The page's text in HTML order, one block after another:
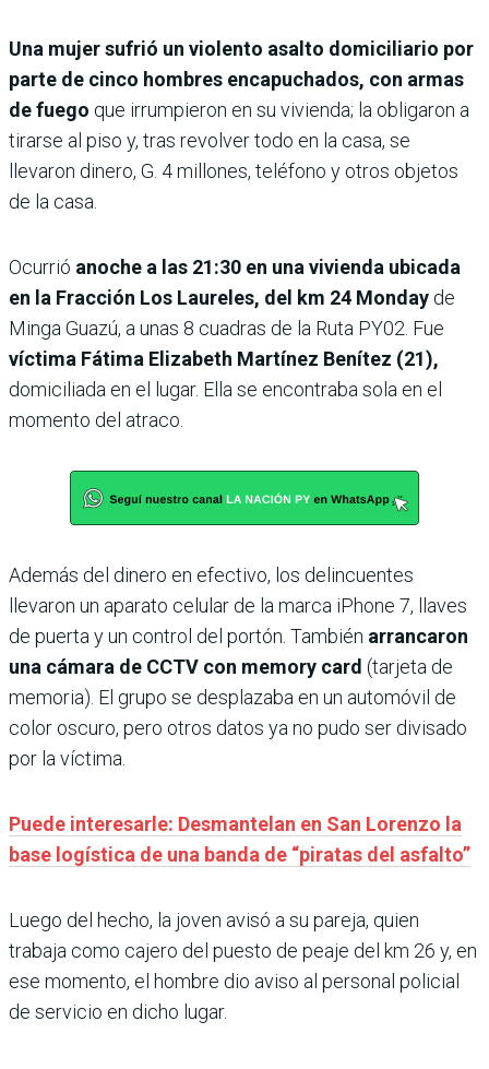
Una mujer sufrió un violento asalto domiciliario por
parte de cinco hombres encapuchados, con armas
de fuego que irrumpieron en su vivienda; la obligaron a
tirarse al piso y, tras revolver todo en la casa, se
llevaron dinero, G. 4 millones, teléfono y otros objetos
de la casa.
Ocurrió anoche a las 21:30 en una vivienda ubicada
en la Fracción Los Laureles, del km 24 Monday de
Minga Guazú, a unas 8 cuadras de la Ruta PY02. Fue
víctima Fátima Elizabeth Martínez Benítez (21),
domiciliada en el lugar. Ella se encontraba sola en el
momento del atraco.
Además del dinero en efectivo, los delincuentes
llevaron un aparato celular de la marca iPhone 7, llaves
de puerta y un control del portón. También arrancaron
una cámara de CCTV con memory card (tarjeta de
memoria). El grupo se desplazaba en un automóvil de
color oscuro, pero otros datos ya no pudo ser divisado
por la víctima.
Puede interesarle: Desmantelan en San Lorenzo la
base logística de una banda de “piratas del asfalto”
Luego del hecho, la joven avisó a su pareja, quien
trabaja como cajero del puesto de peaje del km 26 y, en
ese momento, el hombre dio aviso al personal policial
de servicio en dicho lugar.